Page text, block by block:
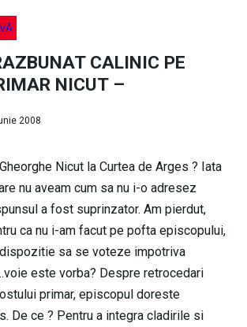
CALINIC PE
NICUT –
2008
Nicut la Curtea de Arges ? Iata
nu aveam cum sa nu i-o adresez
a fost suprinzator. Am pierdut,
ca nu i-am facut pe pofta episcopului,
sa se voteze impotriva
este vorba? Despre retrocedari
primar, episcopul doreste
De ce ? Pentru a integra cladirile si